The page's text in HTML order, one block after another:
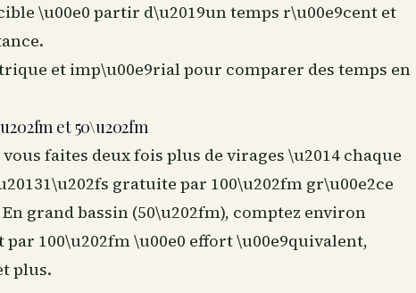
\u00e0 partir d\u2019un temps r\u00e9cent et
et imp\u00e9rial pour comparer des temps en
et 50\u202fm
faites deux fois plus de virages \u2014 chaque
gratuite par 100\u202fm gr\u00e2ce
grand bassin (50\u202fm), comptez environ
par 100\u202fm \u00e0 effort \u00e9quivalent,
plus.